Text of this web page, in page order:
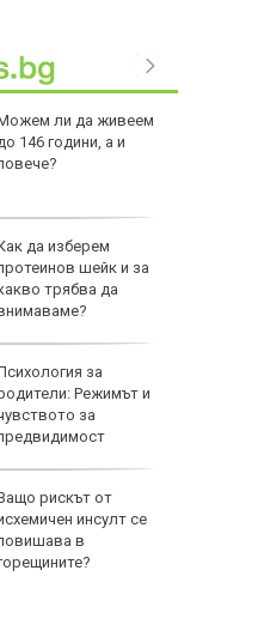
ли да живеем
146 години, а и
да изберем
шейк и за
трябва да
за
Режимът и
за
рискът от
инсулт се
в